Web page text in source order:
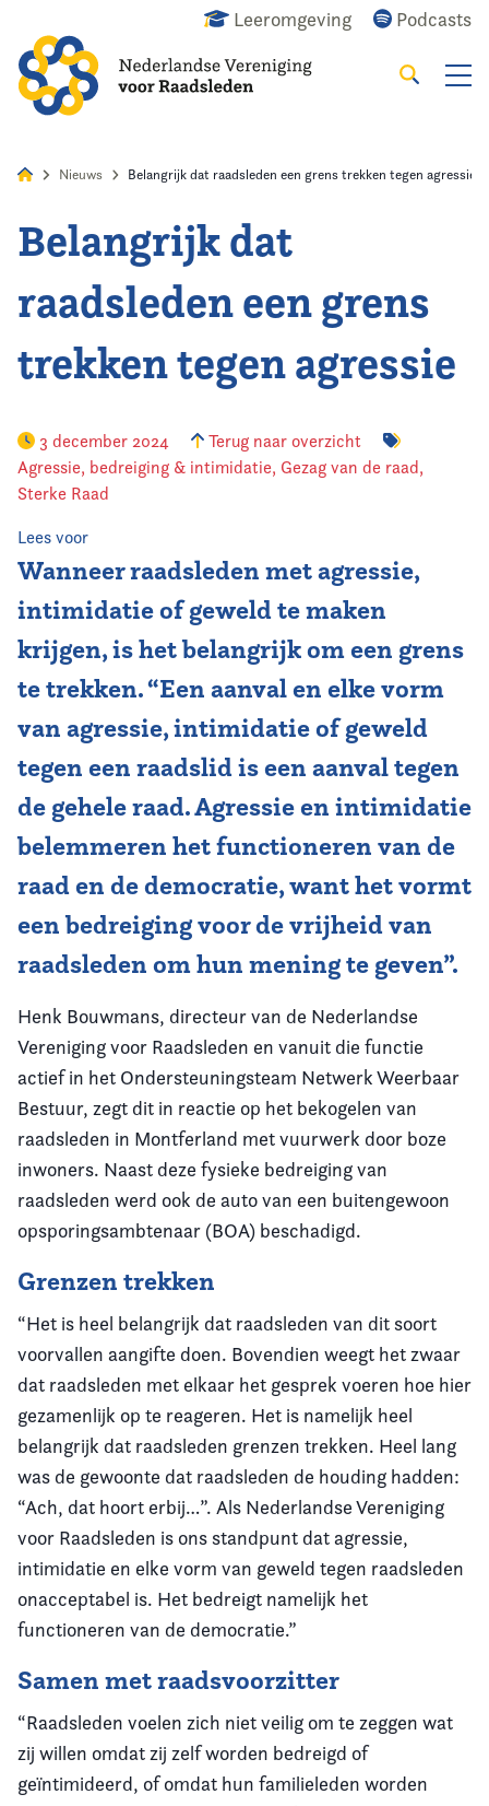
Leeromgeving Podcasts
Zoeken
Home
Agenda
Nieuws
Kennis & Informatie
Vereniging
Nieuws Belangrijk dat raadsleden een grens trekken tegen agressie
Belangrijk dat
raadsleden een grens
trekken tegen agressie
3 december 2024
Terug naar overzicht
Agressie, bedreiging & intimidatie, Gezag van de raad,
Sterke Raad
Lees voor
Wanneer raadsleden met agressie,
intimidatie of geweld te maken
krijgen, is het belangrijk om een grens
te trekken. “Een aanval en elke vorm
van agressie, intimidatie of geweld
tegen een raadslid is een aanval tegen
de gehele raad. Agressie en intimidatie
belemmeren het functioneren van de
raad en de democratie, want het vormt
een bedreiging voor de vrijheid van
raadsleden om hun mening te geven”.
Henk Bouwmans, directeur van de Nederlandse
Vereniging voor Raadsleden en vanuit die functie
actief in het Ondersteuningsteam Netwerk Weerbaar
Bestuur, zegt dit in reactie op het bekogelen van
raadsleden in Montferland met vuurwerk door boze
inwoners. Naast deze fysieke bedreiging van
raadsleden werd ook de auto van een buitengewoon
opsporingsambtenaar (BOA) beschadigd.
Grenzen trekken
“Het is heel belangrijk dat raadsleden van dit soort
voorvallen aangifte doen. Bovendien weegt het zwaar
dat raadsleden met elkaar het gesprek voeren hoe hier
gezamenlijk op te reageren. Het is namelijk heel
belangrijk dat raadsleden grenzen trekken. Heel lang
was de gewoonte dat raadsleden de houding hadden:
“Ach, dat hoort erbij…”. Als Nederlandse Vereniging
voor Raadsleden is ons standpunt dat agressie,
intimidatie en elke vorm van geweld tegen raadsleden
onacceptabel is. Het bedreigt namelijk het
functioneren van de democratie.”
Samen met raadsvoorzitter
“Raadsleden voelen zich niet veilig om te zeggen wat
zij willen omdat zij zelf worden bedreigd of
geïntimideerd, of omdat hun familieleden worden